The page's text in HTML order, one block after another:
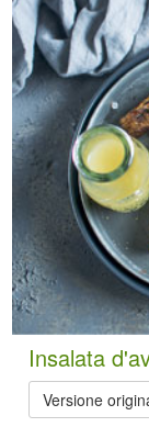
Insalata
Versione